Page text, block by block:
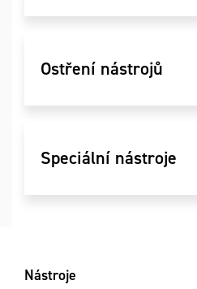
Ostření nástrojů
Speciální nástroje
Nástroje